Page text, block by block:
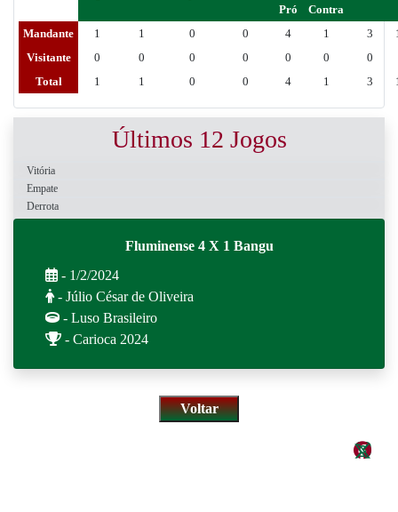
Pró
Contra
Mandante 1 1 0 0 4 1 3
Visitante
0 0 0 0 0 0
0
Total
1 1 0 0 4 1 3
Últimos 12 Jogos
Vitória
Empate
Derrota
Fluminense 4 X 1 Bangu
- 1/2/2024
- Júlio César de Oliveira
- Luso Brasileiro
- Carioca 2024